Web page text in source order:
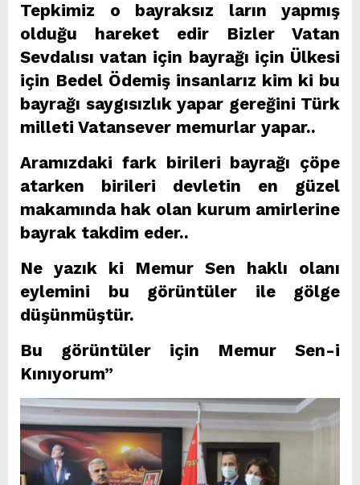
Tepkimiz o bayraksız ların yapmış
olduğu hareket edir Bizler Vatan
Sevdalısı vatan için bayrağı için Ülkesi
için Bedel Ödemiş insanlarız kim ki bu
bayrağı saygısızlık yapar gereğini Türk
milleti Vatansever memurlar yapar..
Aramızdaki fark birileri bayrağı çöpe
atarken birileri devletin en güzel
makamında hak olan kurum amirlerine
bayrak takdim eder..
Ne yazık ki Memur Sen haklı olanı
eylemini bu görüntüler ile gölge
düşünmüştür.
Bu görüntüler için Memur Sen-i
Kınıyorum”